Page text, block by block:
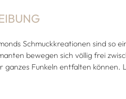
Schmuckkreationen sind so
bewegen sich völlig frei
ganzes Funkeln entfalten können.